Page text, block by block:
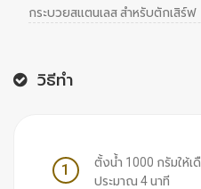
กระบวยสแตนเลส สำหรับตักเสิร์ฟ
วิธีทำ
1
ตั้งน้ำ 1000 กรัมให้
ประมาณ 4 นาที